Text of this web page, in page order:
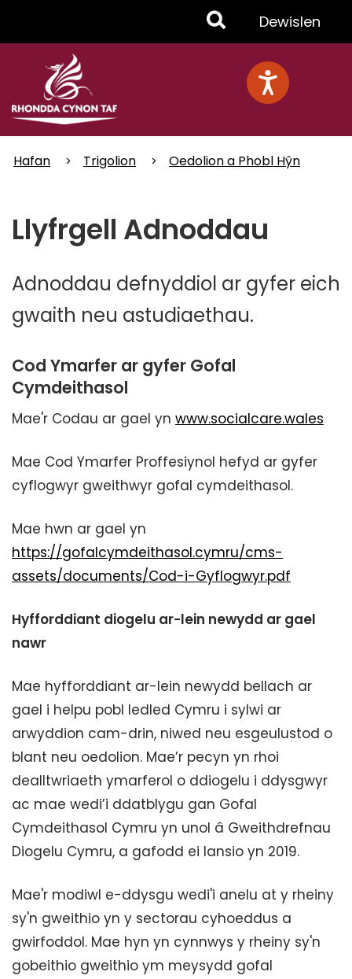
Toggle
Menu
Dewislen
Hafan Trigolion Oedolion a Phobl Hŷn
Llyfrgell Adnoddau
Adnoddau defnyddiol ar gyfer eich
gwaith neu astudiaethau.
Cod Ymarfer ar gyfer Gofal
Cymdeithasol
Mae'r Codau ar gael yn www.socialcare.wales
Mae Cod Ymarfer Proffesiynol hefyd ar gyfer
cyflogwyr gweithwyr gofal cymdeithasol.
Mae hwn ar gael yn
https://gofalcymdeithasol.cymru/cms-
assets/documents/Cod-i-Gyflogwyr.pdf
Hyfforddiant diogelu ar-lein newydd ar gael
nawr
Mae hyfforddiant ar-lein newydd bellach ar
gael i helpu pobl ledled Cymru i sylwi ar
arwyddion cam-drin, niwed neu esgeulustod o
blant neu oedolion. Mae’r pecyn yn rhoi
dealltwriaeth ymarferol o ddiogelu i ddysgwyr
ac mae wedi’i ddatblygu gan Gofal
Cymdeithasol Cymru yn unol â Gweithdrefnau
Diogelu Cymru, a gafodd ei lansio yn 2019.
Mae'r modiwl e-ddysgu wedi'i anelu at y rheiny
sy'n gweithio yn y sectorau cyhoeddus a
gwirfoddol. Mae hyn yn cynnwys y rheiny sy'n
gobeithio gweithio ym meysydd gofal